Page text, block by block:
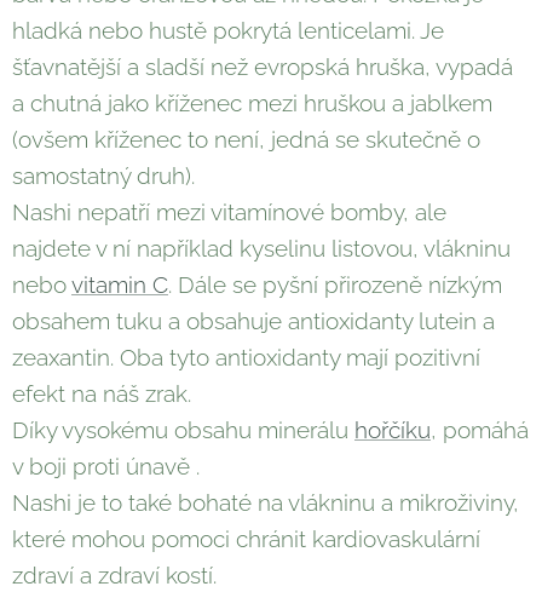
hladká nebo hustě pokrytá lenticelami. Je
šťavnatější a sladší než evropská hruška, vypadá
a chutná jako kříženec mezi hruškou a jablkem
(ovšem kříženec to není, jedná se skutečně o
samostatný druh).
Nashi nepatří mezi vitamínové bomby, ale
najdete v ní například kyselinu listovou, vlákninu
nebovitamin C. Dále se pyšní přirozeně nízkým
obsahem tuku a obsahuje antioxidanty lutein a
zeaxantin. Oba tyto antioxidanty mají pozitivní
efekt na náš zrak.
Díky vysokému obsahu minerálu hořčíku, pomáhá
v boji proti únavě .
Nashi je to také bohaté na vlákninu a mikroživiny,
které mohou pomoci chránit kardiovaskulární
zdraví a zdraví kostí.